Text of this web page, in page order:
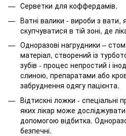
Серветки для коффердамів.
Ватні валики - вироби з вати,
скупчуватися в тій зоні, де
Одноразові нагрудники –
матеріал, створений із
зубів - процес непростий і
слиною, препаратами або
забруднення одягу пацієнта.
Відтискні ложки - спеціальні
яких лікар може
допомогою відбитка.
безпечні.